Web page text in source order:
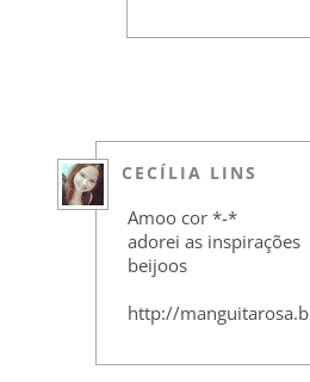
CECÍLIA LINS
Amoo cor *-*
adorei as inspirações
beijoos
http://